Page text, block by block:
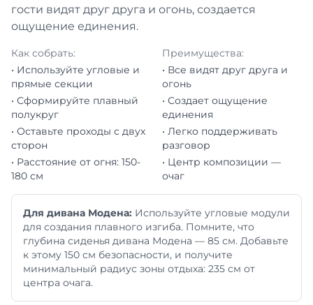
гости видят друг друга и огонь, создается
ощущение единения.
Как собрать:
• Используйте угловые и
прямые секции
• Сформируйте плавный
полукруг
• Оставьте проходы с двух
сторон
• Расстояние от огня: 150-
180 см
Преимущества:
• Все видят друг друга и
огонь
• Создает ощущение
единения
• Легко поддерживать
разговор
• Центр композиции —
очаг
Для дивана Модена: Используйте угловые модули
для создания плавного изгиба. Помните, что
глубина сиденья дивана Модена — 85 см. Добавьте
к этому 150 см безопасности, и получите
минимальный радиус зоны отдыха: 235 см от
центра очага.